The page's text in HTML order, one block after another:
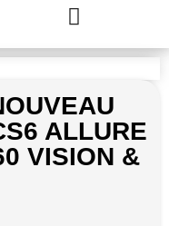
ALLURE
VISION &